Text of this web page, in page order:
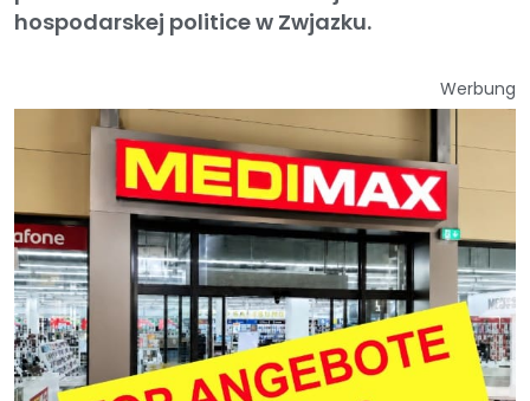
hospodarskej politice w Zwjazku.
Werbung